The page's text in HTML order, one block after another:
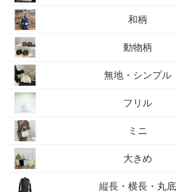
和柄
動物柄
無地・シンプル
フリル
ミニ
大きめ
縦長・横長・丸底